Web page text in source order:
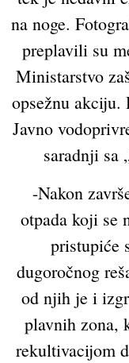
na noge.
preplavili su
Ministarstvo
opsežnu akciju.
Javno
saradnji sa
-Nakon
otpada koji se
pristupiće
dugoročnog
od njih je i
plavnih zona,
rekultivacijom